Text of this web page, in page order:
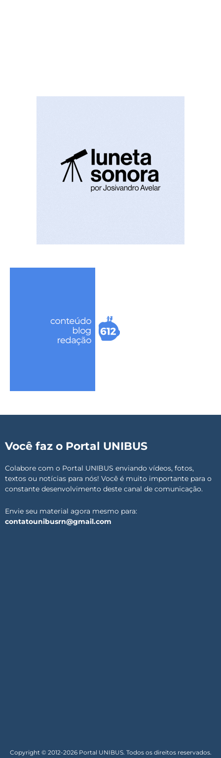
Você faz o Portal UNIBUS
Colabore com o Portal UNIBUS enviando vídeos, fotos,
textos ou notícias para nós! Você é muito importante para o
constante desenvolvimento deste canal de comunicação.
Envie seu material agora mesmo para:
contatounibusrn@gmail.com
Copyright © 2012-2026 Portal UNIBUS. Todos os direitos reservados.